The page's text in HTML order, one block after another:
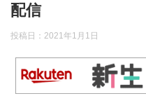
配信
投稿日： 2021年1月1日